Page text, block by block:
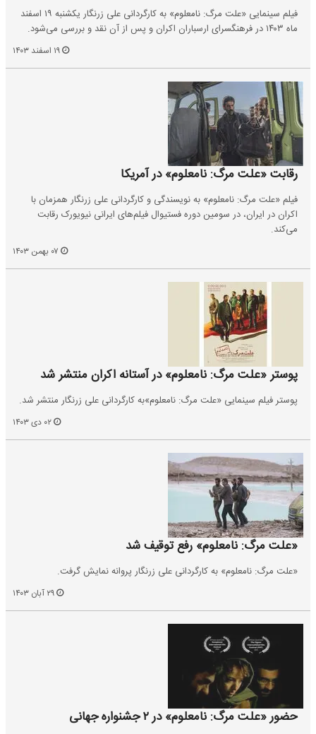
فیلم سینمایی «علت مرگ: نامعلوم» به کارگردانی علی زرنگار یکشنبه ۱۹ اسفند
ماه ۱۴۰۳ در فرهنگسرای ارسباران اکران و پس از آن نقد و بررسی می‌شود.
رقابت «علت مرگ: نامعلوم» در آمریکا
فیلم «علت مرگ: نامعلوم» به نویسندگی و کارگردانی علی زرنگار همزمان با
اکران در ایران، در سومین دوره فستیوال فیلم‌های ایرانی نیویورک رقابت
می‌کند.
پوستر «علت مرگ: نامعلوم» در آستانه اکران منتشر شد
پوستر فیلم سینمایی «علت مرگ: نامعلوم»به کارگردانی علی زرنگار منتشر شد.
«علت مرگ: نامعلوم» رفع توقیف شد
«علت مرگ: نامعلوم» به کارگردانی علی زرنگار پروانه نمایش گرفت.
حضور «علت مرگ: نامعلوم» در ۲ جشنواره جهانی